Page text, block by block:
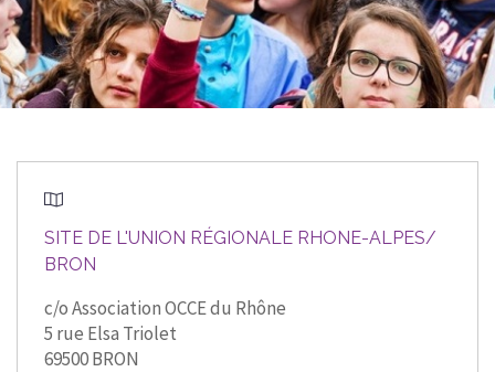
SITE DE L'UNION RÉGIONALE RHONE-ALPES/
BRON
c/o Association OCCE du Rhône
5 rue Elsa Triolet
69500 BRON